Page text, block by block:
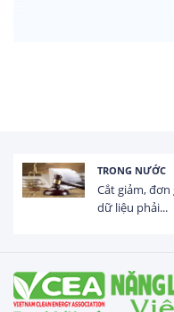
HOẠT ĐỘNG
Tổng vốn FDI
USD trong 5